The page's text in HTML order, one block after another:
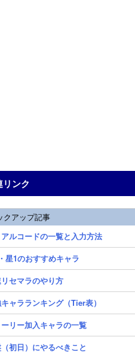
リンク
クアップ記事
ルコードの一覧と入力方法
星1のおすすめキャラ
セマラのやり方
ャラランキング（Tier表）
リー加入キャラの一覧
初日）にやるべきこと